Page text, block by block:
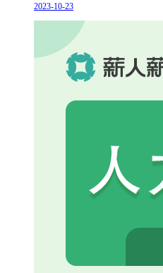
2023-10-23